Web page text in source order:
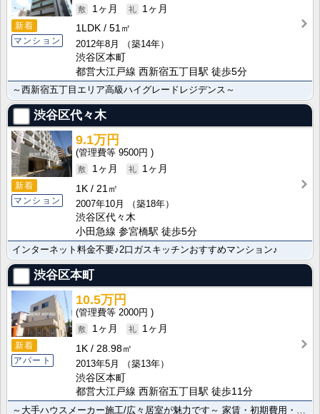
新着
マンション
1ヶ月
1ヶ月
1LDK
51㎡
2012年8月
（築14年）
渋谷区本町
都営大江戸線 西新宿五丁目駅 徒歩5分
～西新宿五丁目エリア高級ハイグレードレジデンス～
渋谷区代々木
新着
マンション
9.1万円
9500円
1ヶ月
1ヶ月
1K
21㎡
2007年10月
（築18年）
渋谷区代々木
小田急線 参宮橋駅 徒歩5分
インターネット料金不要♪2口ガスキッチンおすすめマンション♪
渋谷区本町
新着
アパート
10.5万円
2000円
1ヶ月
1ヶ月
1K
28.98㎡
2013年5月
（築13年）
渋谷区本町
都営大江戸線 西新宿五丁目駅 徒歩11分